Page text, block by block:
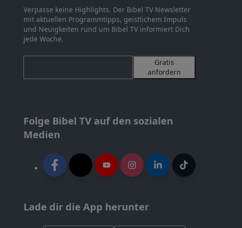
Verpasse keine Highlights. Der Bibel TV Newsletter
mit aktuellen Programmtipps, geistlichem Impuls
und Neuigkeiten rund um Bibel TV informiert Dich
jede Woche.
Gratis
anfordern
Folge Bibel TV auf den sozialen
Medien
Lade dir die App herunter